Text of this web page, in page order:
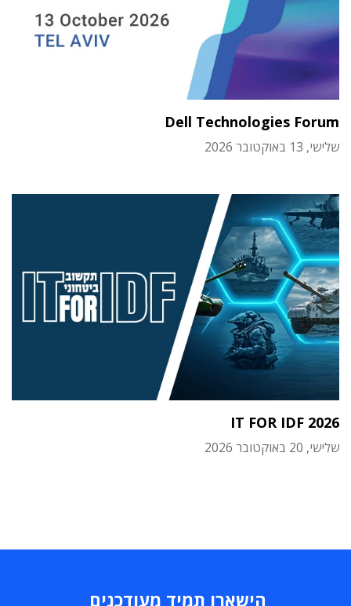
Dell Technologies Forum
שלישי, 13 באוקטובר 2026
IT FOR IDF 2026
שלישי, 20 באוקטובר 2026
הישארו תמיד מעודכנים